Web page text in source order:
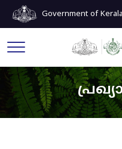
Government of Kerala